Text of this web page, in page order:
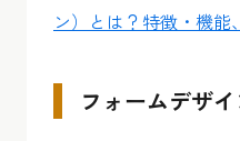
ン）とは？特徴・機
フォームデザ